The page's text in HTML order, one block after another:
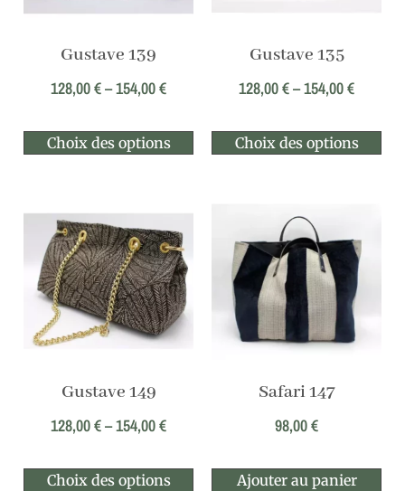
Gustave 139
128,00€–154,00€
Choix des options
Gustave 135
128,00€–154,00€
Choix des options
Gustave 149
128,00€–154,00€
Choix des options
Safari 147
98,00€
Ajouter au panier